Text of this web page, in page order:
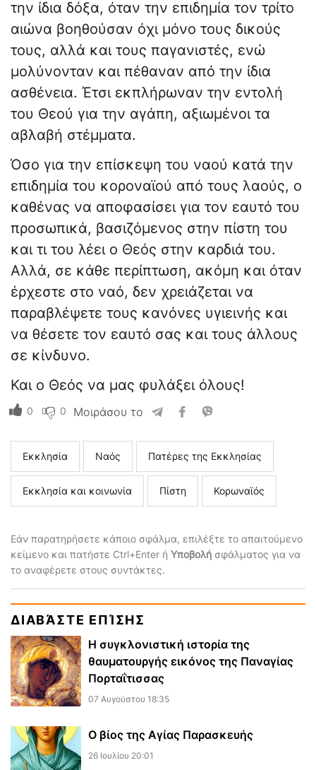
την ίδια δόξα, όταν την επιδημία τον τρίτο
αιώνα βοηθούσαν όχι μόνο τους δικούς
τους, αλλά και τους παγανιστές, ενώ
μολύνονταν και πέθαναν από την ίδια
ασθένεια. Έτσι εκπλήρωναν την εντολή
του Θεού για την αγάπη, αξιωμένοι τα
αβλαβή στέμματα.
Όσο για την επίσκεψη του ναού κατά την
επιδημία του κοροναϊού από τους λαούς, ο
καθένας να αποφασίσει για τον εαυτό του
προσωπικά, βασιζόμενος στην πίστη του
και τι του λέει ο Θεός στην καρδιά του.
Αλλά, σε κάθε περίπτωση, ακόμη και όταν
έρχεστε στο ναό, δεν χρειάζεται να
παραβλέψετε τους κανόνες υγιεινής και
να θέσετε τον εαυτό σας και τους άλλους
σε κίνδυνο.
Και ο Θεός να μας φυλάξει όλους!
0 0 Μοιράσου το
Εκκλησία Ναός Πατέρες της Εκκλησίας
Εκκλησία και κοινωνία Πίστη Κορωναϊός
Εάν παρατηρήσετε κάποιο σφάλμα, επιλέξτε το απαιτούμενο
κείμενο και πατήστε Ctrl+Enter ή Υποβολή σφάλματος για να
το αναφέρετε στους συντάκτες.
ΔΙΑΒΆΣΤΕ ΕΠΊΣΗΣ
Η συγκλονιστική ιστορία της
θαυματουργής εικόνος της Παναγίας
Πορταΐτισσας
07 Αυγούστου 18:35
Ο βίος της Αγίας Παρασκευής
26 Ιουλίου 20:01